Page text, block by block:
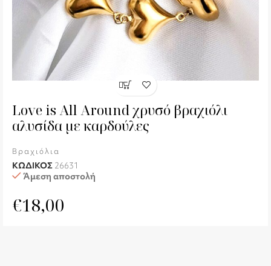
Love is All Around χρυσό βραχιόλι
αλυσίδα με καρδούλες
Βραχιόλια
ΚΩΔΙΚΟΣ 26631
Άμεση αποστολή
€18,00